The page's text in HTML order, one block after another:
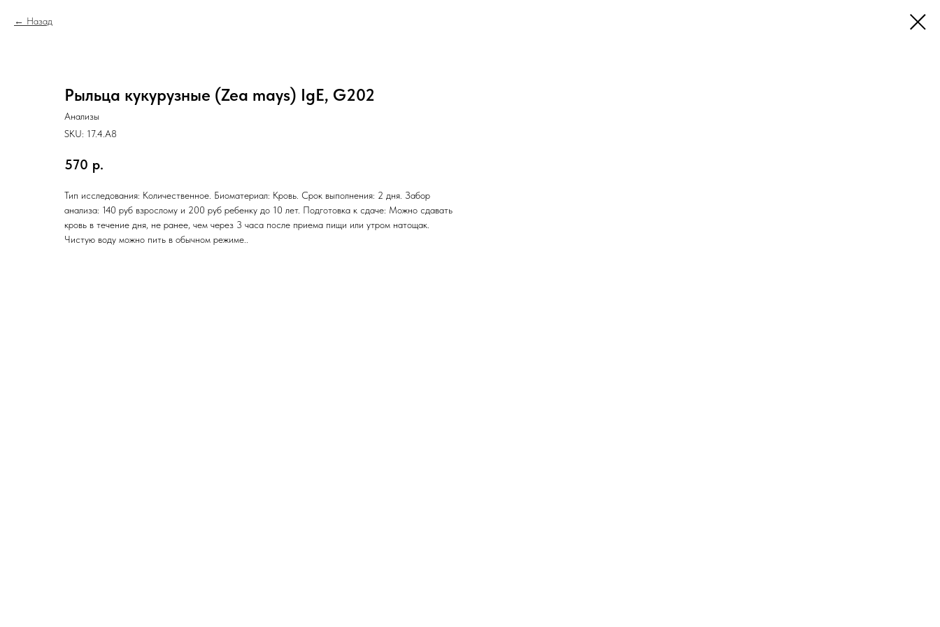
Назад
Рыльца кукурузные (Zea mays) IgE, G202
Анализы
SKU: 17.4.A8
570 р.
Тип исследования: Количественное. Биоматериал: Кровь. Срок выполнения: 2 дня. Забор
анализа: 140 руб взрослому и 200 руб ребенку до 10 лет. Подготовка к сдаче: Можно сдавать
кровь в течение дня, не ранее, чем через 3 часа после приема пищи или утром натощак.
Чистую воду можно пить в обычном режиме..